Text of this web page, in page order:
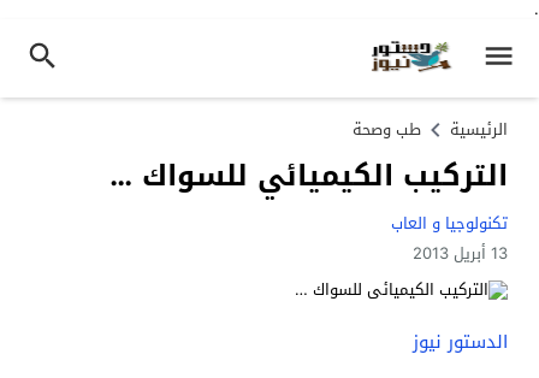
.
الرئيسية طب وصحة
التركيب الكيميائي للسواك …
تكنولوجيا و العاب
13 أبريل 2013
الدستور نيوز